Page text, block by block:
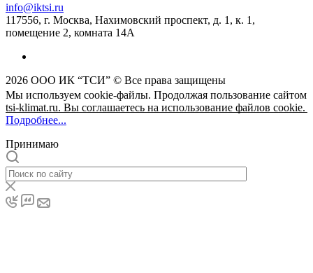
info@iktsi.ru
117556, г. Москва, Нахимовский проспект, д. 1, к. 1,
помещение 2, комната 14А
2026 ООО ИК “ТСИ” © Все права защищены
Мы используем cookie-файлы. Продолжая пользование сайтом
tsi-klimat.ru. Вы соглашаетесь на использование файлов cookie.
Подробнее...
Принимаю